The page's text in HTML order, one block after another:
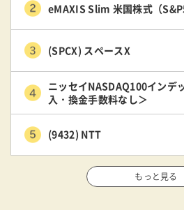
eMAXIS Slim 米国株式（
(SPCX) スペースX
ニッセイNASDAQ100インデ
入・換金手数料なし＞
(9432) NTT
もっと見る